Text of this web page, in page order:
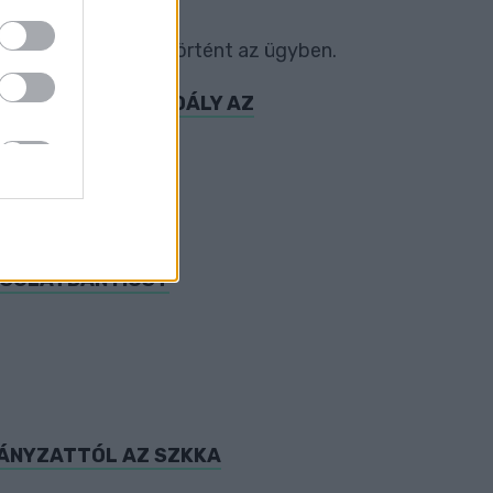
dolog nem történt az ügyben.
EL MINDEN AKADÁLY AZ
MOST
AZ SZKKA